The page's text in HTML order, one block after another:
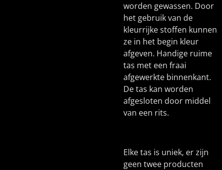
worden gewassen. Door
het gebruik van de
kleurrijke stoffen kunnen
ze in het begin kleur
afgeven. Handige ruime
tas met een fraai
afgewerkte binnenkant.
De tas kan worden
afgesloten door middel
van een rits.
Elke tas is uniek, er zijn
geen twee producten